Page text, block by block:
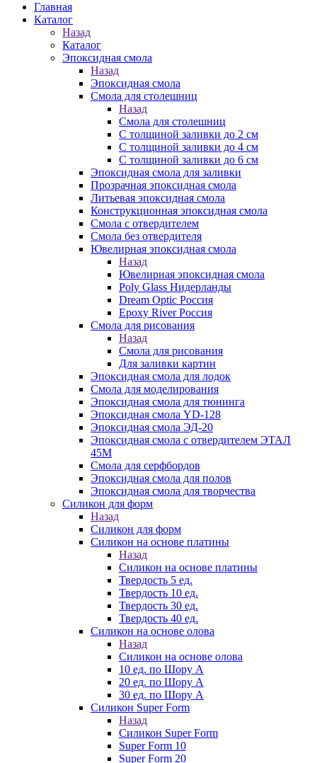
Главная
Каталог
Назад
Каталог
Эпоксидная смола
Назад
Эпоксидная смола
Смола для столешниц
Назад
Смола для столешниц
С толщиной заливки до 2 см
С толщиной заливки до 4 см
С толщиной заливки до 6 см
Эпоксидная смола для заливки
Прозрачная эпоксидная смола
Литьевая эпоксидная смола
Конструкционная эпоксидная смола
Смола с отвердителем
Смола без отвердителя
Ювелирная эпоксидная смола
Назад
Ювелирная эпоксидная смола
Poly Glass Нидерланды
Dream Optic Россия
Epoxy River Россия
Смола для рисования
Назад
Смола для рисования
Для заливки картин
Эпоксидная смола для лодок
Смола для моделирования
Эпоксидная смола для тюнинга
Эпоксидная смола YD-128
Эпоксидная смола ЭД-20
Эпоксидная смола с отвердителем ЭТАЛ
45М
Смола для серфбордов
Эпоксидная смола для полов
Эпоксидная смола для творчества
Силикон для форм
Назад
Силикон для форм
Силикон на основе платины
Назад
Силикон на основе платины
Твердость 5 ед.
Твердость 10 ед.
Твердость 30 ед.
Твердость 40 ед.
Силикон на основе олова
Назад
Силикон на основе олова
10 ед. по Шору А
20 ед. по Шору А
30 ед. по Шору А
Силикон Super Form
Назад
Силикон Super Form
Super Form 10
Super Form 20